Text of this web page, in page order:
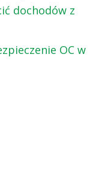
dochodów z
OC w